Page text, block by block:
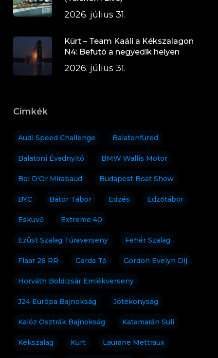
2026. július 31.
Kürt – Team Kaáli a Kékszalagon
N4: Befutó a negyedik helyen
2026. július 31.
Címkék
Audi Speed Challenge Balatonfüred
Balatoni Évadnyitó BMW Wallis Motor
Bol D'Or Mirabaud Budapest Boat Show
BYC Bátor Tábor Edzés Edzőtábor
Esküvő Extreme 40
Ezüst Szalag Túraverseny Fehér Szalag
Flaar 26 RR Garda Tó Gordon Evelyn Díj
Horváth Boldizsár Emlékverseny
J24 Európa Bajnokság Jótékonyság
Kalóz Osztrák Bajnokság Katamarán Suli
Kékszalag Kürt Laurane Mettraux